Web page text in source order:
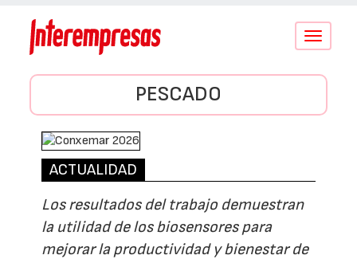
Conmutar
PESCADO
ACTUALIDAD
Los resultados del trabajo demuestran
la utilidad de los biosensores para
mejorar la productividad y bienestar de